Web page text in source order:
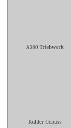
A380 Triebwerk
Kühler Genuss